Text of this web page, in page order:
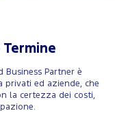
Termine
Business Partner è
privati ed aziende, che
la certezza dei costi,